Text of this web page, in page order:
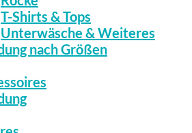
T-Shirts & Tops
Unterwäsche & Weiteres
nach Größen